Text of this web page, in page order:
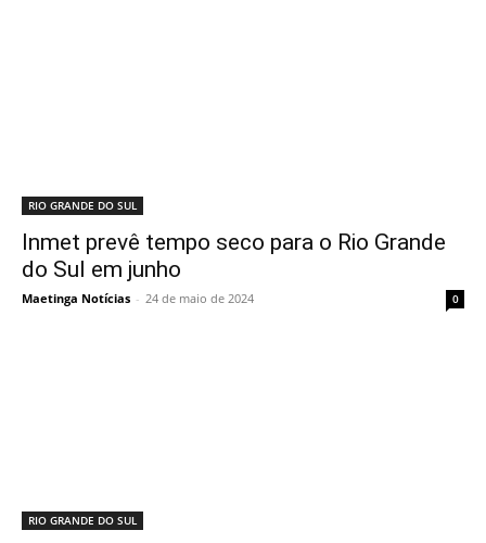
RIO GRANDE DO SUL
Inmet prevê tempo seco para o Rio Grande
do Sul em junho
Maetinga Notícias - 24 de maio de 2024 0
RIO GRANDE DO SUL